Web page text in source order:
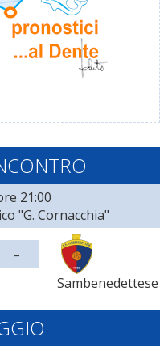
21:00
"G. Cornacchia"
-
Sambenedettese